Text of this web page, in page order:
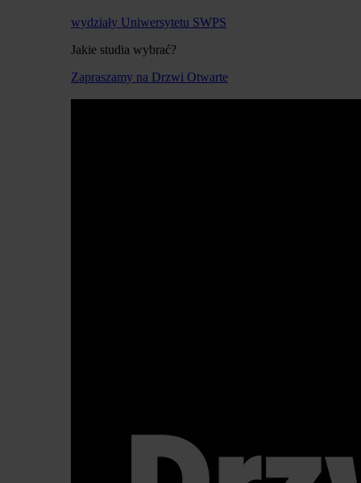
wydziały Uniwersytetu SWPS
Jakie studia wybrać?
Zapraszamy na Drzwi Otwarte